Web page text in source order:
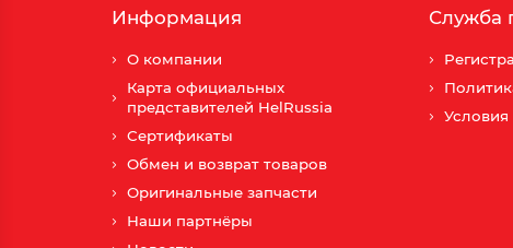
Информация
О компании
Карта официальных
представителей HelRussia
Сертификаты
Обмен и возврат товаров
Оригинальные запчасти
Наши партнёры
Служба
Условия